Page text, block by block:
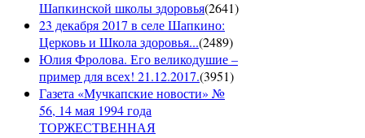
Шапкинской школы здоровья(2641)
23 декабря 2017 в селе Шапкино:
Церковь и Школа здоровья...(2489)
Юлия Фролова. Его великодушие –
пример для всех! 21.12.2017.(3951)
Газета «Мучкапские новости» №
56, 14 мая 1994 года
ТОРЖЕСТВЕННАЯ